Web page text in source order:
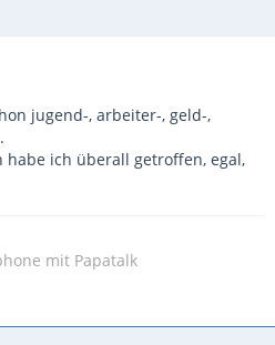
jugend-, arbeiter-, geld-,
ich überall getroffen, egal,
mit Papatalk